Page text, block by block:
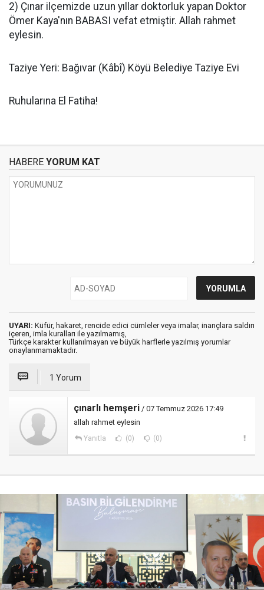
2) Çınar ilçemizde uzun yıllar doktorluk yapan Doktor
Ömer Kaya'nın BABASI vefat etmiştir. Allah rahmet
eylesin.
Taziye Yeri: Bağıvar (Kâbî) Köyü Belediye Taziye Evi
Ruhularına El Fatiha!
HABERE YORUM KAT
UYARI: Küfür, hakaret, rencide edici cümleler veya imalar, inançlara saldırı
içeren, imla kuralları ile yazılmamış,
Türkçe karakter kullanılmayan ve büyük harflerle yazılmış yorumlar
onaylanmamaktadır.
1 Yorum
çınarlı hemşeri / 07 Temmuz 2026 17:49
allah rahmet eylesin
Yanıtla (0) (0)